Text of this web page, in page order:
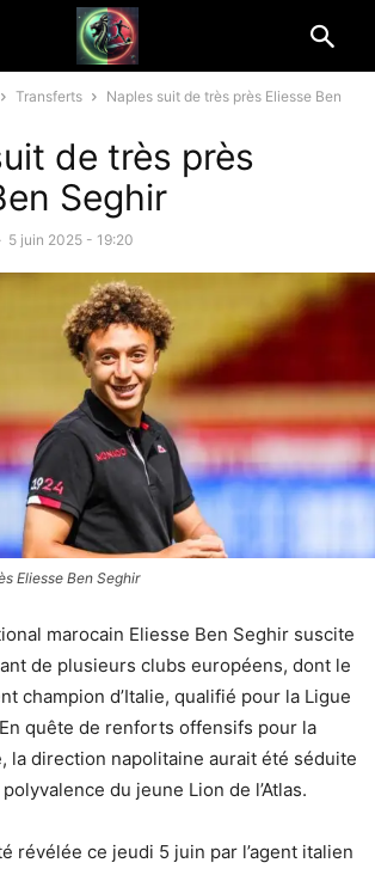
Transferts
Naples suit de très près Eliesse Ben
de très près
Seghir
5 juin 2025 - 19:20
Eliesse Ben Seghir
marocain Eliesse Ben Seghir suscite
de plusieurs clubs européens, dont le
champion d’Italie, qualifié pour la Ligue
quête de renforts offensifs pour la
la direction napolitaine aurait été séduite
du jeune Lion de l’Atlas.
révélée ce jeudi 5 juin par l’agent italien